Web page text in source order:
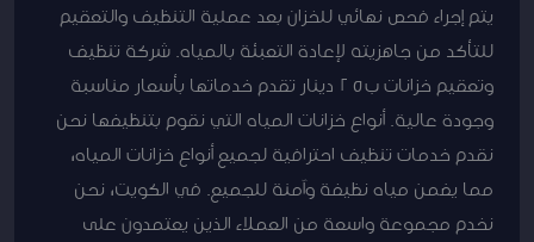
يتم إجراء فحص نهائي للخزان بعد عملية التنظيف والتعقيم
للتأكد من جاهزيته لإعادة التعبئة بالمياه. شركة تنظيف
وتعقيم خزانات ب25 دينار تقدم خدماتها بأسعار مناسبة
وجودة عالية. أنواع خزانات المياه التي نقوم بتنظيفها نحن
نقدم خدمات تنظيف احترافية لجميع أنواع خزانات المياه،
مما يضمن مياه نظيفة وآمنة للجميع. في الكويت، نحن
نخدم مجموعة واسعة من العملاء الذين يعتمدون على